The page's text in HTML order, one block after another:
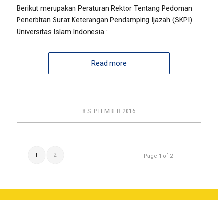
Berikut merupakan Peraturan Rektor Tentang Pedoman
Penerbitan Surat Keterangan Pendamping Ijazah (SKPI)
Universitas Islam Indonesia :
Read more
8 SEPTEMBER 2016
Page 1 of 2
1 2